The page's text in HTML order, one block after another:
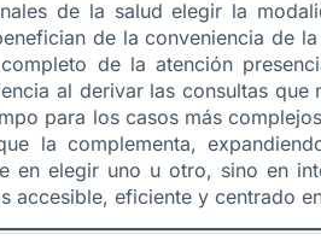
de la salud elegir la
de la conveniencia de
de la atención
al derivar las consultas
para los casos más
la complementa,
en elegir uno u otro, sino en
accesible, eficiente y centrado